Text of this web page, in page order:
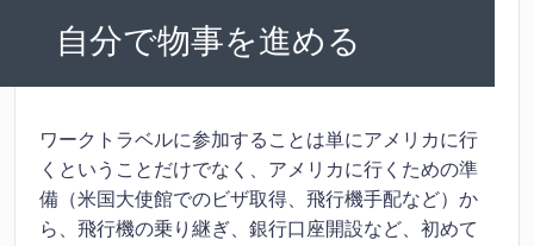
自分で物事を進める
ワークトラベルに参加することは単にアメリカに行
くということだけでなく、アメリカに行くための準
備（米国大使館でのビザ取得、飛行機手配など）か
ら、飛行機の乗り継ぎ、銀行口座開設など、初めて